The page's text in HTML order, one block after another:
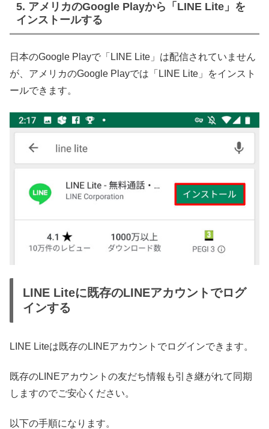
5. アメリカのGoogle Playから「LINE Lite」を
インストールする
日本のGoogle Playで「LINE Lite」は配信されていません
が、アメリカのGoogle Playでは「LINE Lite」をインスト
ールできます。
LINE Liteに既存のLINEアカウントでログ
インする
LINE Liteは既存のLINEアカウントでログインできます。
既存のLINEアカウントの友だち情報も引き継がれて同期
しますのでご安心ください。
以下の手順になります。